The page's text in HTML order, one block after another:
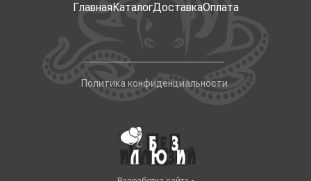
ГлавнаяКаталогДоставкаОплата
Политика конфиденциальности